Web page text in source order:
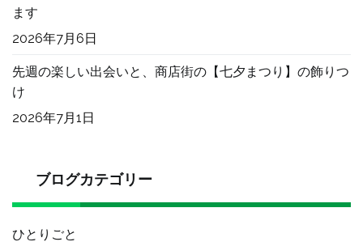
ます
2026年7月6日
先週の楽しい出会いと、商店街の【七夕まつり】の飾りつ
け
2026年7月1日
ブログカテゴリー
ひとりごと